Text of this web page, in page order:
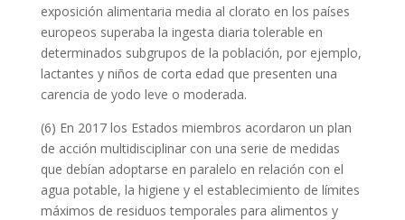
exposición alimentaria media al clorato en los países
europeos superaba la ingesta diaria tolerable en
determinados subgrupos de la población, por ejemplo,
lactantes y niños de corta edad que presenten una
carencia de yodo leve o moderada.
(6) En 2017 los Estados miembros acordaron un plan
de acción multidisciplinar con una serie de medidas
que debían adoptarse en paralelo en relación con el
agua potable, la higiene y el establecimiento de límites
máximos de residuos temporales para alimentos y